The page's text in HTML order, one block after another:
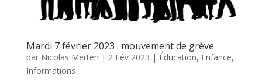
Mardi 7 février 2023 : mouvement de grève
par Nicolas Merten | 2 Fév 2023 | Éducation, Enfance,
Informations